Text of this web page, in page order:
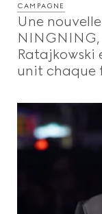
CAMPAGNE
Une
NINGNING,
Ratajkowski
unit chaque